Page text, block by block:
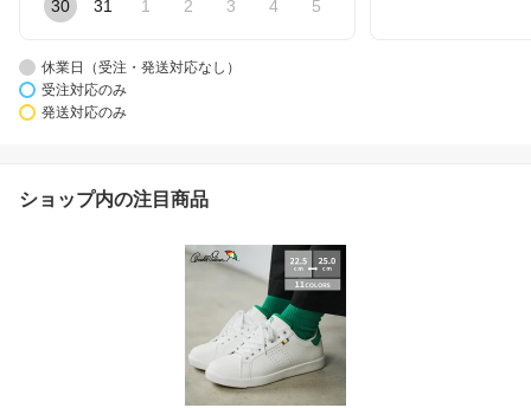
30 31 1 2 3 4 5
休業日（受注・発送対応なし）
受注対応のみ
発送対応のみ
ショップ内の注目商品